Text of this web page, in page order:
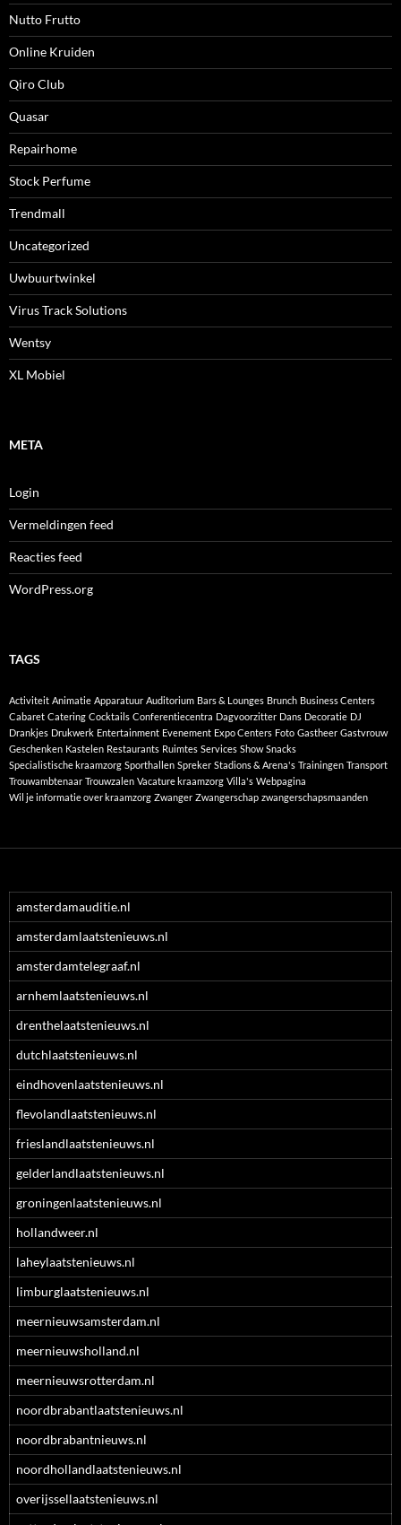
Nutto Frutto
Online Kruiden
Qiro Club
Quasar
Repairhome
Stock Perfume
Trendmall
Uncategorized
Uwbuurtwinkel
Virus Track Solutions
Wentsy
XL Mobiel
META
Login
Vermeldingen feed
Reacties feed
WordPress.org
TAGS
Activiteit Animatie Apparatuur Auditorium Bars & Lounges Brunch Business Centers
Cabaret Catering Cocktails Conferentiecentra Dagvoorzitter Dans Decoratie DJ
Drankjes Drukwerk Entertainment Evenement Expo Centers Foto Gastheer Gastvrouw
Geschenken Kastelen Restaurants Ruimtes Services Show Snacks
Specialistische kraamzorg Sporthallen Spreker Stadions & Arena's Trainingen Transport
Trouwambtenaar Trouwzalen Vacature kraamzorg Villa's Webpagina
Wil je informatie over kraamzorg Zwanger Zwangerschap zwangerschapsmaanden
amsterdamauditie.nl
amsterdamlaatstenieuws.nl
amsterdamtelegraaf.nl
arnhemlaatstenieuws.nl
drenthelaatstenieuws.nl
dutchlaatstenieuws.nl
eindhovenlaatstenieuws.nl
flevolandlaatstenieuws.nl
frieslandlaatstenieuws.nl
gelderlandlaatstenieuws.nl
groningenlaatstenieuws.nl
hollandweer.nl
laheylaatstenieuws.nl
limburglaatstenieuws.nl
meernieuwsamsterdam.nl
meernieuwsholland.nl
meernieuwsrotterdam.nl
noordbrabantlaatstenieuws.nl
noordbrabantnieuws.nl
noordhollandlaatstenieuws.nl
overijssellaatstenieuws.nl